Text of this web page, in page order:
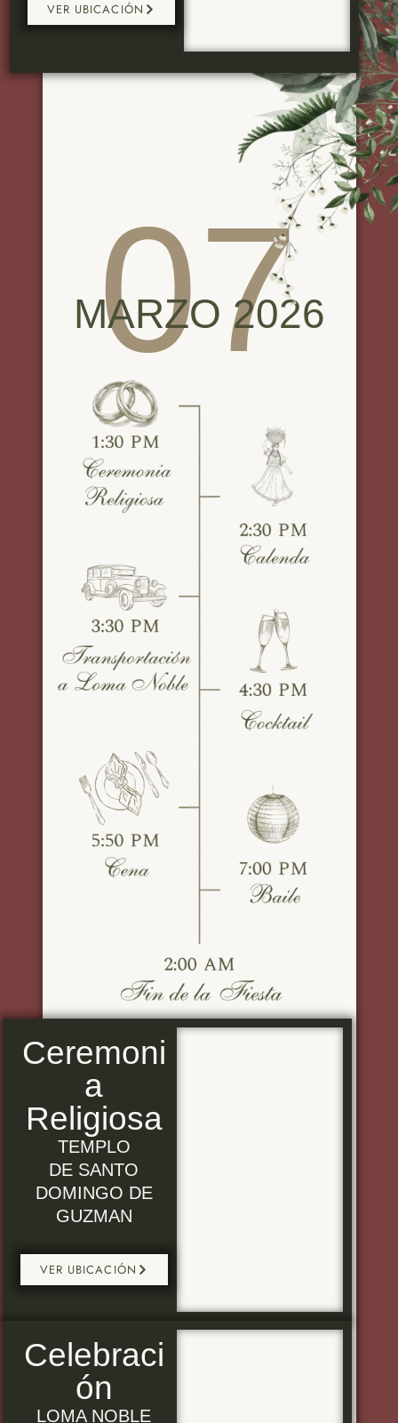
VER UBICACIÓN
07
MARZO 2026
Ceremoni
a
Religiosa
TEMPLO
DE SANTO
DOMINGO DE
GUZMAN
VER UBICACIÓN
Celebraci
ón
LOMA NOBLE